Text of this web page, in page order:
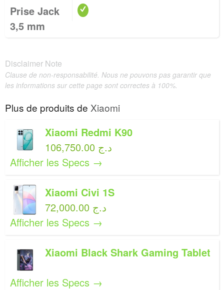
Prise Jack
3,5 mm
Disclaimer Note
Clause de non-responsabilité. Nous ne pouvons pas garantir que
les informations sur cette page sont correctes à 100%.
Plus de produits de Xiaomi
Xiaomi Redmi K90
106,750.00 د.ج
Afficher les Specs →
Xiaomi Civi 1S
72,000.00 د.ج
Afficher les Specs →
Xiaomi Black Shark Gaming Tablet
Afficher les Specs →